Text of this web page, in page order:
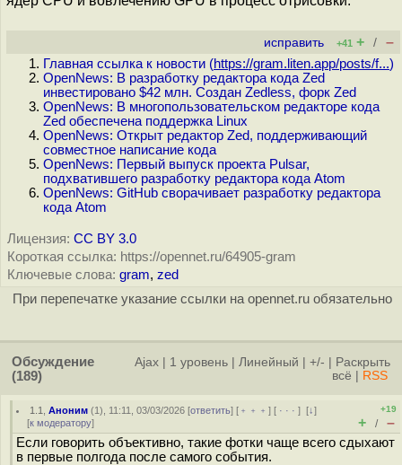
исправить +41 + / –
Главная ссылка к новости (https://gram.liten.app/posts/f...)
OpenNews: В разработку редактора кода Zed
инвестировано $42 млн. Создан Zedless, форк Zed
OpenNews: В многопользовательском редакторе кода
Zed обеспечена поддержка Linux
OpenNews: Открыт редактор Zed, поддерживающий
совместное написание кода
OpenNews: Первый выпуск проекта Pulsar,
подхватившего разработку редактора кода Atom
OpenNews: GitHub сворачивает разработку редактора
кода Atom
Лицензия: CC BY 3.0
Короткая ссылка: https://opennet.ru/64905-gram
Ключевые слова: gram, zed
При перепечатке указание ссылки на opennet.ru обязательно
Обсуждение
(189)
Ajax 1 уровень Линейный +/-
Раскрыть
всё
RSS
1.1 ,Аноним (1), 11:11, 03/03/2026 [ответить] [ ﹢﹢﹢] [ · · ·][↓]
[к модератору]
+19
+ / –
Если говорить объективно, такие фотки чаще всего сдыхают
в первые полгода после самого события.